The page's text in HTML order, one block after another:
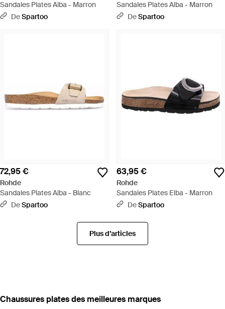
Sandales Plates Alba - Marron
DeSpartoo
Sandales Plates Alba - Marron
DeSpartoo
72,95 €
Rohde
Sandales Plates Alba - Blanc
DeSpartoo
63,95 €
Rohde
Sandales Plates Elba - Marron
DeSpartoo
Plus d’articles
‪Chaussures plates‬ des meilleures marques